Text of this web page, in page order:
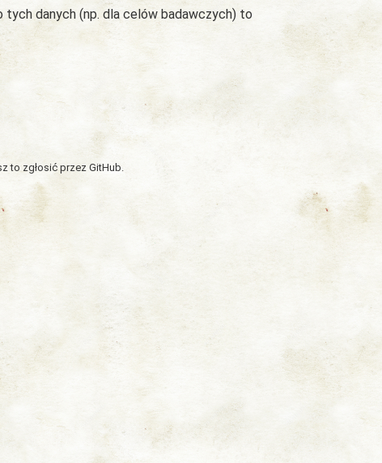
tych danych (np. dla celów badawczych) to
to zgłosić przez GitHub.